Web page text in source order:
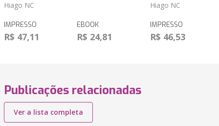
Hiago NC
IMPRESSO
R$ 47,11
EBOOK
R$ 24,81
Hiago NC
IMPRESSO
R$ 46,53
Publicações relacionadas
Ver a lista completa